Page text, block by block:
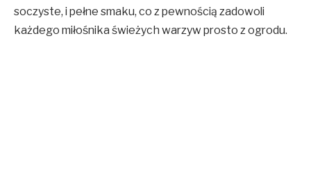
soczyste, i pełne smaku, co z pewnością zadowoli
każdego miłośnika świeżych warzyw prosto z ogrodu.